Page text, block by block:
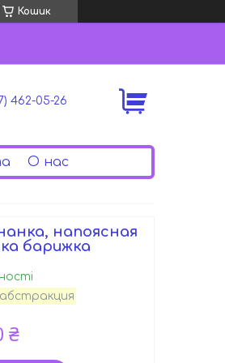
Кошик
462-05-26
О нас
напоясная
барижка
₴